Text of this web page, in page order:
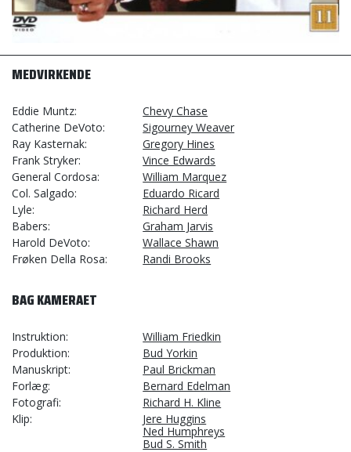
MEDVIRKENDE
Eddie Muntz
Chevy Chase
Catherine DeVoto
Sigourney Weaver
Ray Kasternak
Gregory Hines
Frank Stryker
Vince Edwards
General Cordosa
William Marquez
Col. Salgado
Eduardo Ricard
Lyle
Richard Herd
Babers
Graham Jarvis
Harold DeVoto
Wallace Shawn
Frøken Della Rosa
Randi Brooks
BAG KAMERAET
Instruktion
William Friedkin
Produktion
Bud Yorkin
Manuskript
Paul Brickman
Forlæg
Bernard Edelman
Fotografi
Richard H. Kline
Klip
Jere Huggins
Ned Humphreys
Bud S. Smith